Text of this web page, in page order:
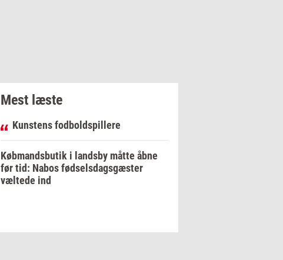
Mest læste
Kunstens fodboldspillere
Købmandsbutik i landsby måtte åbne
før tid: Nabos fødselsdagsgæster
væltede ind